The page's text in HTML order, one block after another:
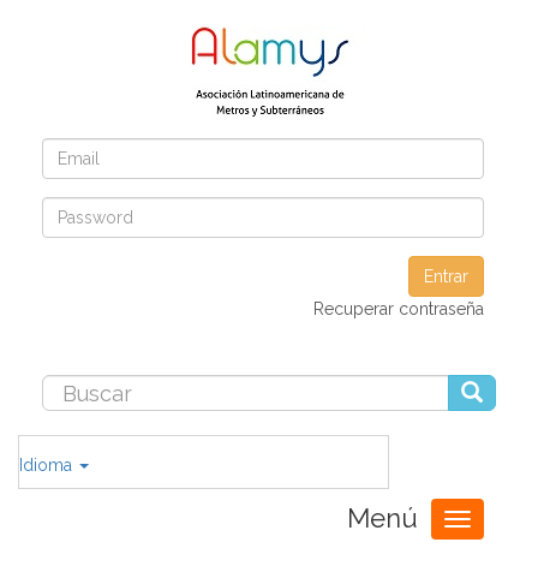
Entrar
Recuperar contraseña
Idioma
Menú
Toggle
navigation